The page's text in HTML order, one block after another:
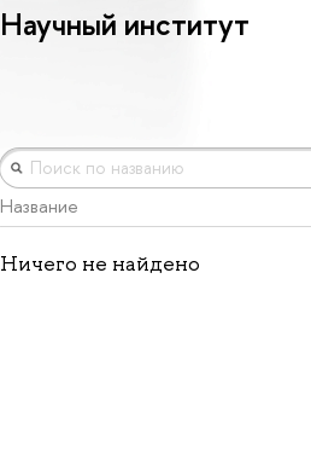
Научный институт
Название
Ничего не найдено